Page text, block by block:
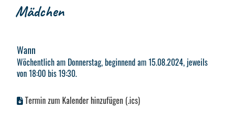
Mädchen
Wann
Wöchentlich am Donnerstag, beginnend am 15.08.2024, jeweils
von 18:00 bis 19:30.
Termin zum Kalender hinzufügen (.ics)